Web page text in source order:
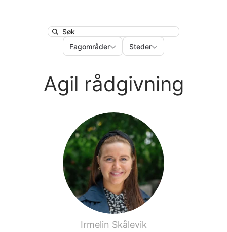
Search
Fagområder
Fagområder Steder
Steder
Agil rådgivning
Irmelin Skålevik